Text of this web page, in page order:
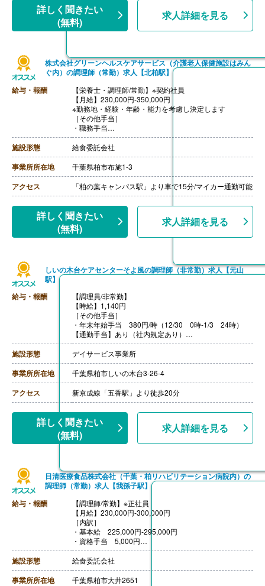
［その他手当］
・年末年始手当 380円/時（12/30 0時-1/3 24時）
【通勤手当】あり（社内規定あり）
詳しく聞きたい
(無料)
求人詳細を見る
株式会社グリーンヘルスケアサービス（介護老人保健施設はみん
ぐ内）の調理師（常勤）求人【北柏駅】
給与・報酬
【栄養士・調理師/常勤】※契約社員
【月給】230,000円-350,000円
※勤務地・経験・年齢・能力を考慮し決定します
［その他手当］
・職務手当
・食事手当
・年末年始手当
【賞与】年2回（7月、12月）※会社業績、各個人実績に
応じて決定（前年度実績 2.00ヶ月/年）
【通勤手当】あり（全額支給）
【退職金】なし
施設形態 給食委託会社
事業所所在地 千葉県柏市布施1-3
アクセス 「柏の葉キャンパス駅」より車で15分/マイカー通勤可能
詳しく聞きたい
(無料)
求人詳細を見る
しいの木台ケアセンターそよ風の調理師（非常勤）求人【元山
駅】
給与・報酬
【調理員/非常勤】
【時給】1,140円
［その他手当］
・年末年始手当 380円/時（12/30 0時-1/3 24時）
【通勤手当】あり（社内規定あり）
【賞与】あり（年2回寸志）
施設形態 デイサービス事業所
事業所所在地 千葉県柏市しいの木台3-26-4
アクセス 新京成線「五香駅」より徒歩20分
詳しく聞きたい
(無料)
求人詳細を見る
日清医療食品株式会社（千葉・柏リハビリテーション病院内）の
調理師（常勤）求人【我孫子駅】
給与・報酬
【調理師/常勤】※正社員
【月給】230,000円-300,000円
［内訳］
・基本給 225,000円-295,000円
・資格手当 5,000円
【賞与】あり※個人評価による
【退職金】あり※勤続3年以上
施設形態 給食委託会社
事業所所在地 千葉県柏市大井2651